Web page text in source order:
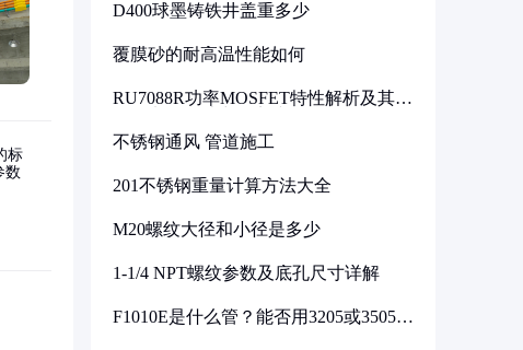
D400球墨铸铁井盖重多少
覆膜砂的耐高温性能如何
RU7088R功率MOSFET特性解析及其在
不锈钢通风 管道施工
201不锈钢重量计算方法大全
M20螺纹大径和小径是多少
1-1/4 NPT螺纹参数及底孔尺寸详解
F1010E是什么管？能否用3205或3505代